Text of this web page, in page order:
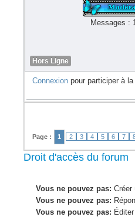
Messages :
Hors Ligne
Connexion pour participer à la
Page : 1 2 3 4 5 6 7
Droit d'accès du forum
Vous ne pouvez pas: Créer
Vous ne pouvez pas:
Vous ne pouvez pas: